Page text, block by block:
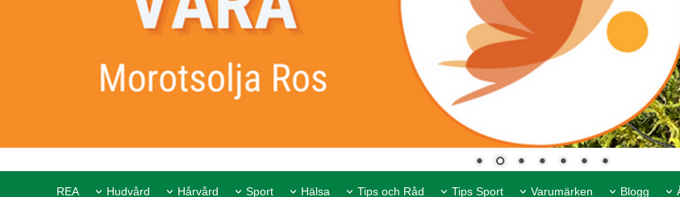
REA Hudvård Hårvård Sport Hälsa Tips och Råd Tips Sport Varumärken Blogg